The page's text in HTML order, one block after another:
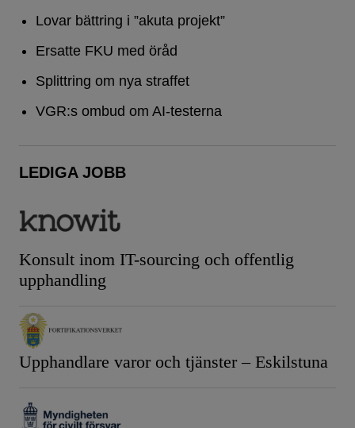
Lovar bättring i ”akuta projekt”
Ersatte FKU med öråd
Splittring om nya straffet
VGR:s ombud om AI-testerna
LEDIGA JOBB
Konsult inom IT-sourcing och offentlig
upphandling
Upphandlare varor och tjänster – Eskilstuna